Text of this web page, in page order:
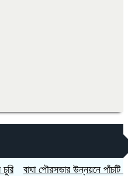
বাঘা পৌরসভার উন্নয়নে পাঁচটি